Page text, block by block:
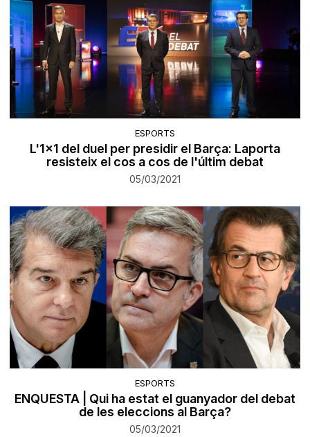
ESPORTS
L'1x1 del duel per presidir el Barça: Laporta
resisteix el cos a cos de l'últim debat
05/03/2021
ESPORTS
ENQUESTA | Qui ha estat el guanyador del debat
de les eleccions al Barça?
05/03/2021